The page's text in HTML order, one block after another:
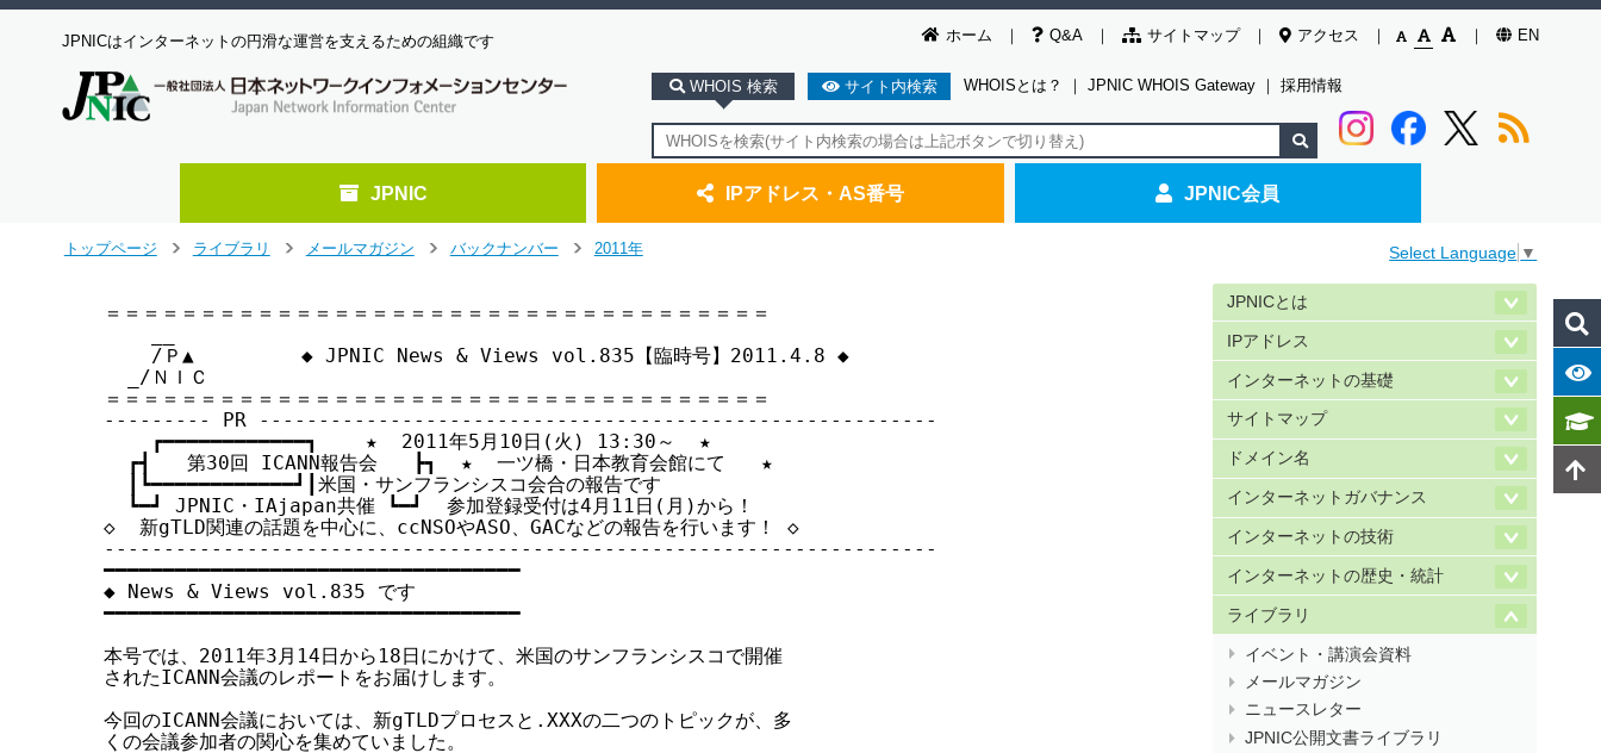
ホーム Q&A サイトマップ アクセス EN
JPNICはインターネットの円滑な運営を支えるための組織です
WHOIS 検索 サイト内検索 WHOISとは？ ｜ JPNIC WHOIS Gateway ｜ 採用情報
JPNIC IPアドレス・AS番号 JPNIC会員
トップページ
ライブラリ
メールマガジン
バックナンバー
2011年 Select Language ▼
＝＝＝＝＝＝＝＝＝＝＝＝＝＝＝＝＝＝＝＝＝＝＝＝＝＝＝＝＝＝＝＝＝＝＝
    /Ｐ▲         ◆ JPNIC News & Views vol.835【臨時号】2011.4.8 ◆
  _/ＮＩＣ
＝＝＝＝＝＝＝＝＝＝＝＝＝＝＝＝＝＝＝＝＝＝＝＝＝＝＝＝＝＝＝＝＝＝＝
--------- PR ---------------------------------------------------------
    ┏━━━━━━━━━━━━┓    ★  2011年5月10日(火) 13:30～  ★
  ┏┫   第30回 ICANN報告会   ┣┓  ★  一ツ橋・日本教育会館にて   ★
  ┃┗━━━━━━━━━━━━┛┃米国・サンフランシスコ会合の報告です
  ┗━┛ JPNIC・IAjapan共催 ┗━┛  参加登録受付は4月11日(月)から！
◇  新gTLD関連の話題を中心に、ccNSOやASO、GACなどの報告を行います！ ◇
----------------------------------------------------------------------
━━━━━━━━━━━━━━━━━━━━━━━━━━━━━━━━━━━
◆ News & Views vol.835 です
━━━━━━━━━━━━━━━━━━━━━━━━━━━━━━━━━━━
本号では、2011年3月14日から18日にかけて、米国のサンフランシスコで開催
されたICANN会議のレポートをお届けします。
今回のICANN会議においては、新gTLDプロセスと.XXXの二つのトピックが、多
くの会議参加者の関心を集めていました。
JPNICとは
IPアドレス
インターネットの基礎
サイトマップ
ドメイン名
インターネットガバナンス
インターネットの技術
インターネットの歴史・統計
ライブラリ
イベント・講演会資料
メールマガジン
ニュースレター
JPNIC公開文書ライブラリ